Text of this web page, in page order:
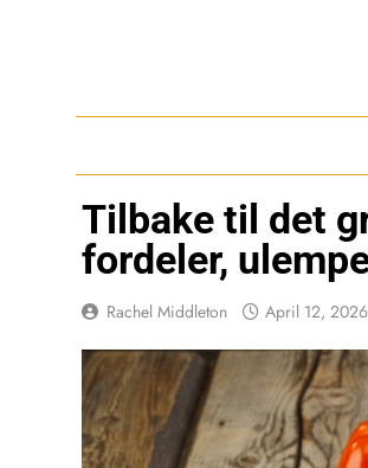
Tilbake til det
fordeler,
Rachel Middleton April 12, 2026